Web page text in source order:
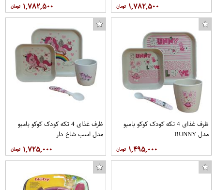
۱,۷۸۲,۵۰۰ ۱,۷۸۲,۵۰۰
ظرف غذای 4 تکه کودک کوکو بامبو
مدل BUNNY
۱,۴۹۵,۰۰۰
ظرف غذای 4 تکه کودک کوکو بامبو
مدل اسب شاخ دار
۱,۷۲۵,۰۰۰